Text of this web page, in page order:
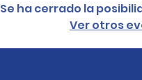
Se ha cerrado la
Ver otros